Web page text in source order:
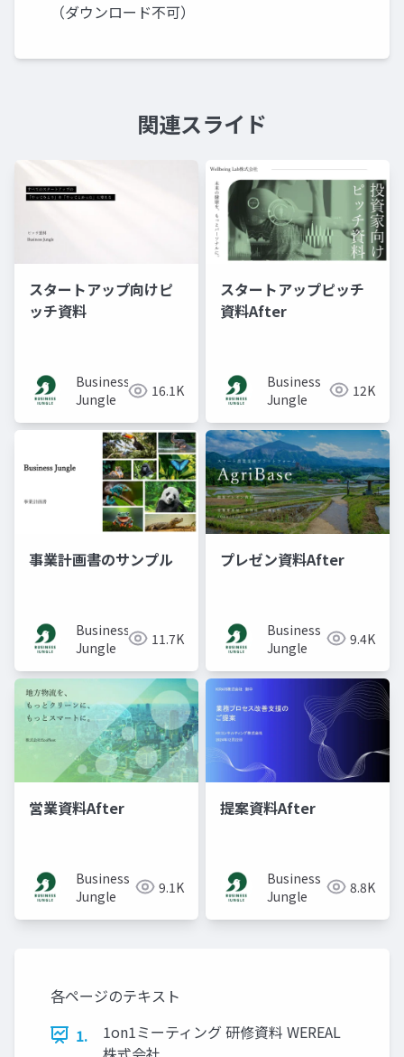
（ダウンロード不可）
関連スライド
スタートアップ向けピ
ッチ資料
Business
Jungle
16.1K
スタートアップピッチ
資料After
Business
Jungle
12K
事業計画書のサンプル
Business
Jungle
11.7K
プレゼン資料After
Business
Jungle
9.4K
営業資料After
Business
Jungle
9.1K
提案資料After
Business
Jungle
8.8K
各ページのテキスト
1.
1on1ミーティング 研修資料 WEREAL